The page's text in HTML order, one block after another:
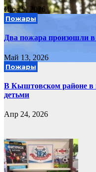
Июл 9, 2026
Пожары
Два пожара произошли в
Май 13, 2026
Пожары
В Кыштовском районе в
детьми
Апр 24, 2026